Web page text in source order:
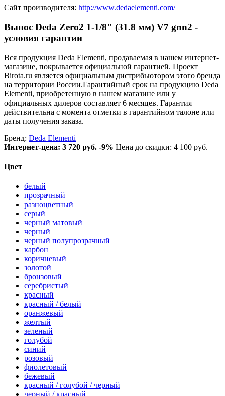
Сайт производителя: http://www.dedaelementi.com/
Вынос Deda Zero2 1-1/8" (31.8 мм) V7 gnn2 -
условия гарантии
Вся продукция Deda Elementi, продаваемая в нашем интернет-
магазине, покрывается официальной гарантией. Проект
Birota.ru является официальным дистрибьютором этого бренда
на территории России.Гарантийный срок на продукцию Deda
Elementi, приобретенную в нашем магазине или у
официальных дилеров составляет 6 месяцев. Гарантия
действительна с момента отметки в гарантийном талоне или
даты получения заказа.
Бренд: Deda Elementi
Интернет-цена: 3 720 руб. -9% Цена до скидки: 4 100 руб.
Цвет
белый
прозрачный
разноцветный
серый
черный матовый
черный
черный полупрозрачный
карбон
коричневый
золотой
бронзовый
серебристый
красный
красный / белый
оранжевый
желтый
зеленый
голубой
синий
розовый
фиолетовый
бежевый
красный / голубой / черный